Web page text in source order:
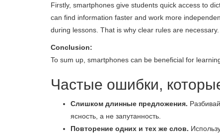
Firstly, smartphones give students quick access to
can find information faster and work more
during lessons. That is why clear rules are necessary.
Conclusion:
To sum up, smartphones can be beneficial for
Частые ошибки,
Слишком длинные предложения.
ясность, а не запутанность.
Повторение одних и тех же слов.